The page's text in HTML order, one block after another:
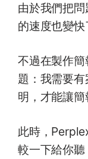
由於我們把
的速度也變快
不過在製作
題：我需要
明，才能讓簡
此時，
較一下給你聽